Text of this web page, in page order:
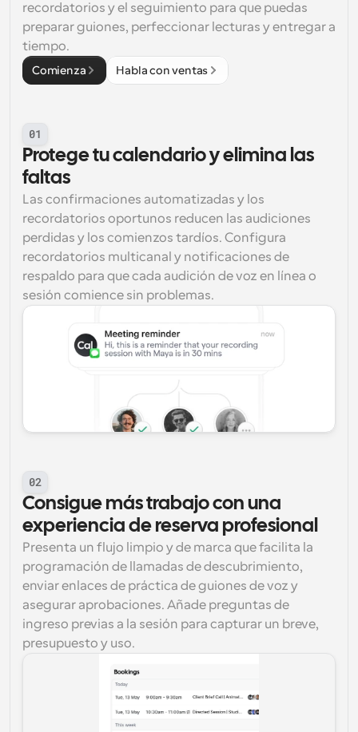
recordatorios y el seguimiento para que puedas
preparar guiones, perfeccionar lecturas y entregar a
tiempo.
Comienza Habla con ventas
01
Protege tu calendario y elimina las
faltas
Las confirmaciones automatizadas y los
recordatorios oportunos reducen las audiciones
perdidas y los comienzos tardíos. Configura
recordatorios multicanal y notificaciones de
respaldo para que cada audición de voz en línea o
sesión comience sin problemas.
02
Consigue más trabajo con una
experiencia de reserva profesional
Presenta un flujo limpio y de marca que facilita la
programación de llamadas de descubrimiento,
enviar enlaces de práctica de guiones de voz y
asegurar aprobaciones. Añade preguntas de
ingreso previas a la sesión para capturar un breve,
presupuesto y uso.